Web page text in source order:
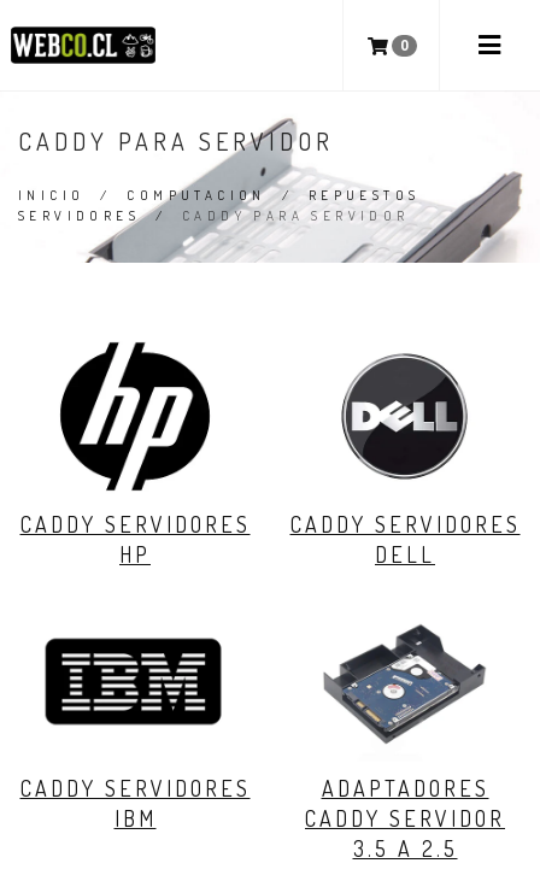
0
CADDY PARA SERVIDOR
INICIO / COMPUTACION/REPUESTOS
SERVIDORES/ CADDY PARA SERVIDOR
CADDY SERVIDORES
HP
CADDY SERVIDORES
DELL
CADDY SERVIDORES
IBM
ADAPTADORES
CADDY SERVIDOR
3.5 A 2.5